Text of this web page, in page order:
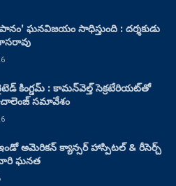
ఘనవిజయం సాధిస్తుంది : దర్శకుడు
కింగ్డమ్ : కామన్‌వెల్త్ సెక్రటేరియట్‌తో
సమావేశం
అమెరికన్ క్యాన్సర్ హాస్పిటల్ & రీసెర్చ్
వారి ఘనత